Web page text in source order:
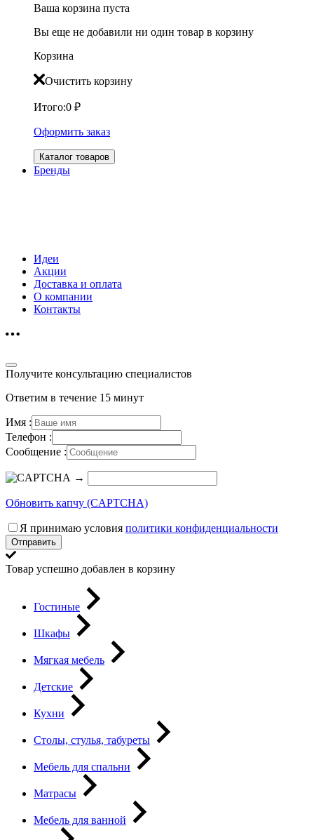
Ваша корзина пуста
Вы еще не добавили ни один товар в корзину
Корзина
Очистить корзину
Итого:0 ₽
Оформить заказ
Каталог товаров
Бренды
Идеи
Акции
Доставка и оплата
О компании
Контакты
Получите консультацию специалистов
Ответим в течение 15 минут
Имя :
Телефон :
Сообщение :
→
Обновить капчу (CAPTCHA)
Я принимаю условия политики конфиденциальности
Отправить
Товар успешно добавлен в корзину
Гостиные
Шкафы
Мягкая мебель
Детские
Кухни
Столы, стулья, табуреты
Мебель для спальни
Матрасы
Мебель для ванной